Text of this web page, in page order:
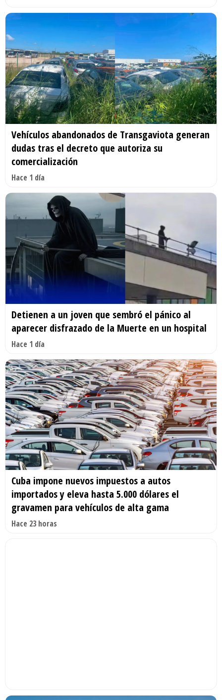
Vehículos abandonados de Transgaviota generan
dudas tras el decreto que autoriza su
comercialización
Hace 1 día
Detienen a un joven que sembró el pánico al
aparecer disfrazado de la Muerte en un hospital
Hace 1 día
Cuba impone nuevos impuestos a autos
importados y eleva hasta 5.000 dólares el
gravamen para vehículos de alta gama
Hace 23 horas